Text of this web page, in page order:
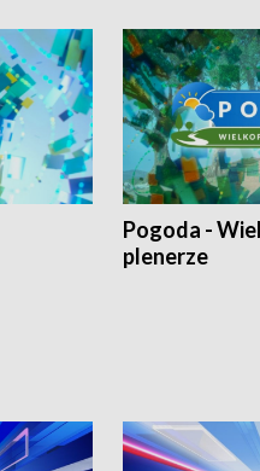
Pogoda -
plenerze